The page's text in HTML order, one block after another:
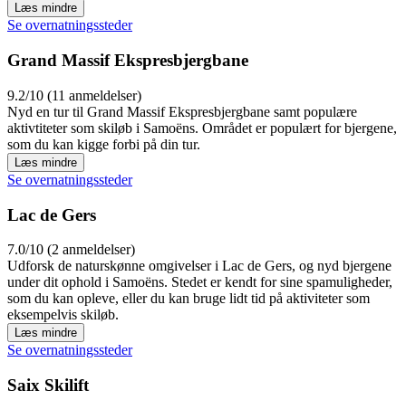
Læs mindre
Se overnatningssteder
Grand Massif Ekspresbjergbane
9.2/10 (11 anmeldelser)
Nyd en tur til Grand Massif Ekspresbjergbane samt populære
aktivtiteter som skiløb i Samoëns. Området er populært for bjergene,
som du kan kigge forbi på din tur.
Læs mindre
Se overnatningssteder
Lac de Gers
7.0/10 (2 anmeldelser)
Udforsk de naturskønne omgivelser i Lac de Gers, og nyd bjergene
under dit ophold i Samoëns. Stedet er kendt for sine spamuligheder,
som du kan opleve, eller du kan bruge lidt tid på aktiviteter som
eksempelvis skiløb.
Læs mindre
Se overnatningssteder
Saix Skilift